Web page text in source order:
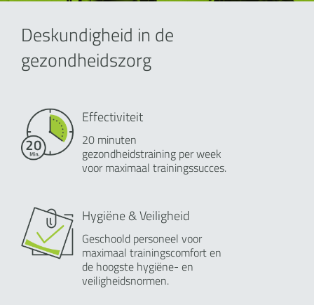
Deskundigheid in de
gezondheidszorg
Effectiviteit
20 minuten
gezondheidstraining per week
voor maximaal trainingssucces.
Hygiëne & Veiligheid
Geschoold personeel voor
maximaal trainingscomfort en
de hoogste hygiëne- en
veiligheidsnormen.